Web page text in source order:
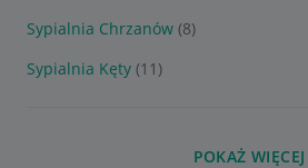
Sypialnia Chrzanów (8)
Sypialnia Kęty (11)
POKAŻ WIĘCEJ